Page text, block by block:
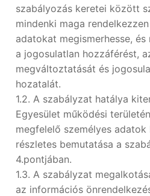
szabályozás keretei között
mindenki maga
adatokat megismerhesse,
a jogosulatlan hozzáférést,
megváltoztatását és
hozatalát.
1.2. A szabályzat hatálya
Egyesület működési
megfelelő személyes adatok
részletes bemutatása a
4.pontjában.
1.3. A szabályzat
az információs